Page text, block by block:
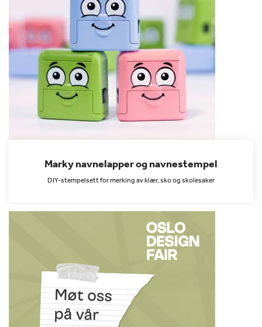
Marky navnelapper og navnestempel
DIY-stempelsett for merking av klær, sko og skolesaker